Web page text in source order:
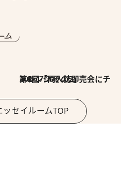
2026.7.30
第8回「同人誌即売会にチャレンジ その2」
セイルームTOP